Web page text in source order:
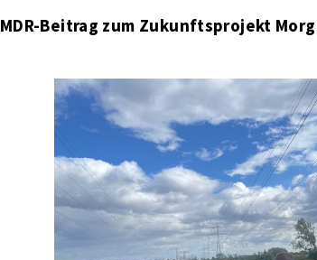
MDR-Beitrag zum Zukunftsprojekt